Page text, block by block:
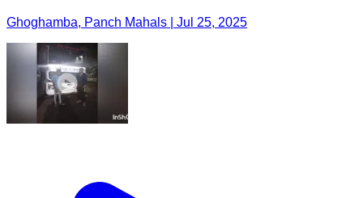
Ghoghamba, Panch Mahals | Jul 25, 2025